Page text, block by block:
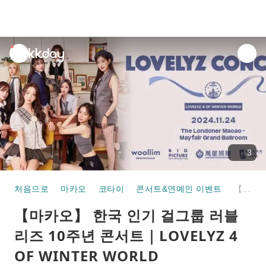
unread
notifications
3
처음으로 마카오 코타이 콘서트&연예인 이벤트
【마카오】 한국 인기 걸그룹 러블
리즈 10주년 콘서트｜LOVELYZ 4
OF WINTER WORLD